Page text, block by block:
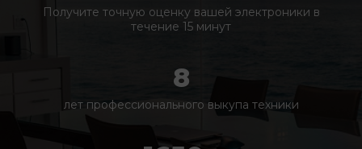
Получите точную оценку вашей электроники в
течение 15 минут
8
лет профессионального выкупа техники